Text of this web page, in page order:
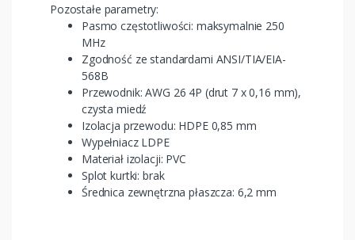
Pozostałe parametry:
Pasmo częstotliwości: maksymalnie 250
MHz
Zgodność ze standardami ANSI/TIA/EIA-
568B
Przewodnik: AWG 26 4P (drut 7 x 0,16 mm),
czysta miedź
Izolacja przewodu: HDPE 0,85 mm
Wypełniacz LDPE
Materiał izolacji: PVC
Splot kurtki: brak
Średnica zewnętrzna płaszcza: 6,2 mm